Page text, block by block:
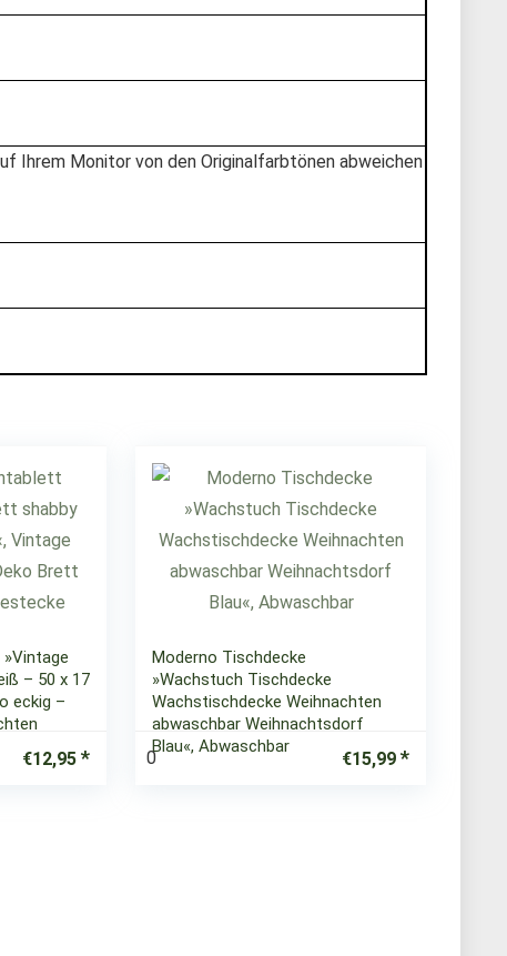
Ihrem Monitor von den Originalfarbtönen abweichen
– 50 x 17
eckig –
€12,95
Moderno Tischdecke
»Wachstuch Tischdecke
Wachstischdecke Weihnachten
abwaschbar Weihnachtsdorf
Blau«, Abwaschbar
0 €15,99